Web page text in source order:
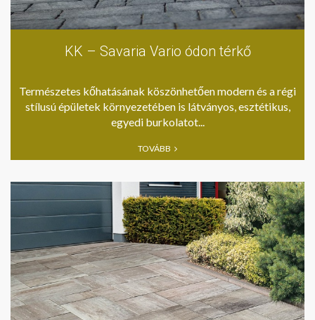
KK – Savaria Vario ódon térkő
Természetes kőhatásának köszönhetően modern és a régi
stílusú épületek környezetében is látványos, esztétikus,
egyedi burkolatot...
TOVÁBB